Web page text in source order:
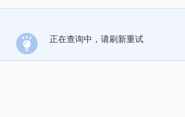
正在查询中，请刷新重试